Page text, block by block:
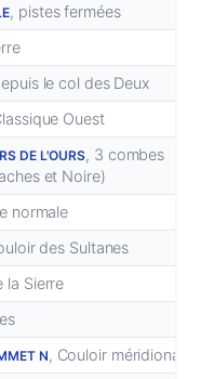
, pistes fermées
le col des Deux
Ouest
DE L'OURS, 3 combes
et Noire)
normale
des Sultanes
la Sierre
N , Couloir méridional E